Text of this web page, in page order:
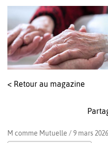
< Retour au magazine
M comme Mutuelle / 9 mars